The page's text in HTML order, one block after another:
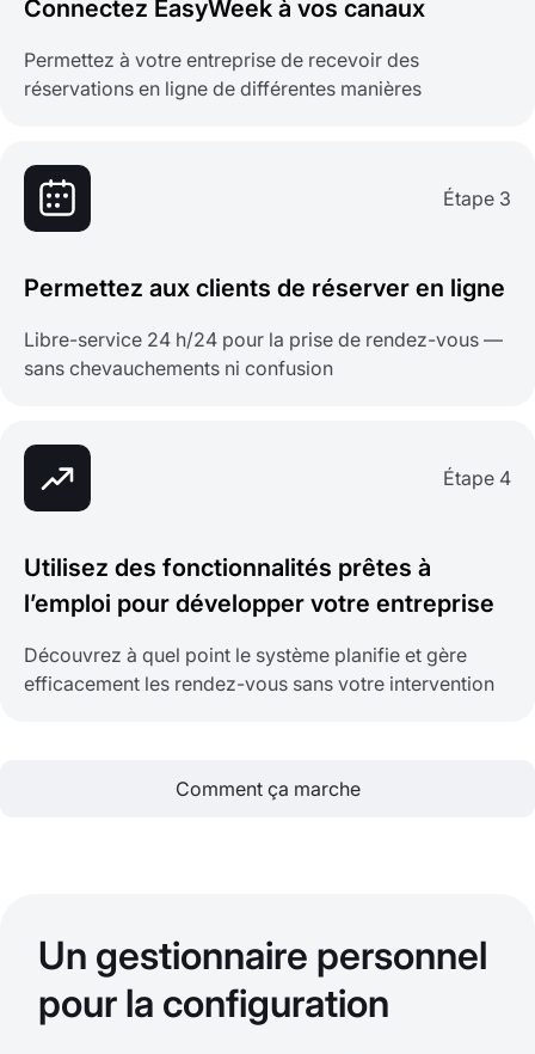
Connectez EasyWeek à vos canaux
Permettez à votre entreprise de recevoir des
réservations en ligne de différentes manières
Étape 3
Permettez aux clients de réserver en ligne
Libre-service 24 h/24 pour la prise de rendez-vous —
sans chevauchements ni confusion
Étape 4
Utilisez des fonctionnalités prêtes à
l’emploi pour développer votre entreprise
Découvrez à quel point le système planifie et gère
efficacement les rendez-vous sans votre intervention
Comment ça marche
Un gestionnaire personnel
pour la configuration